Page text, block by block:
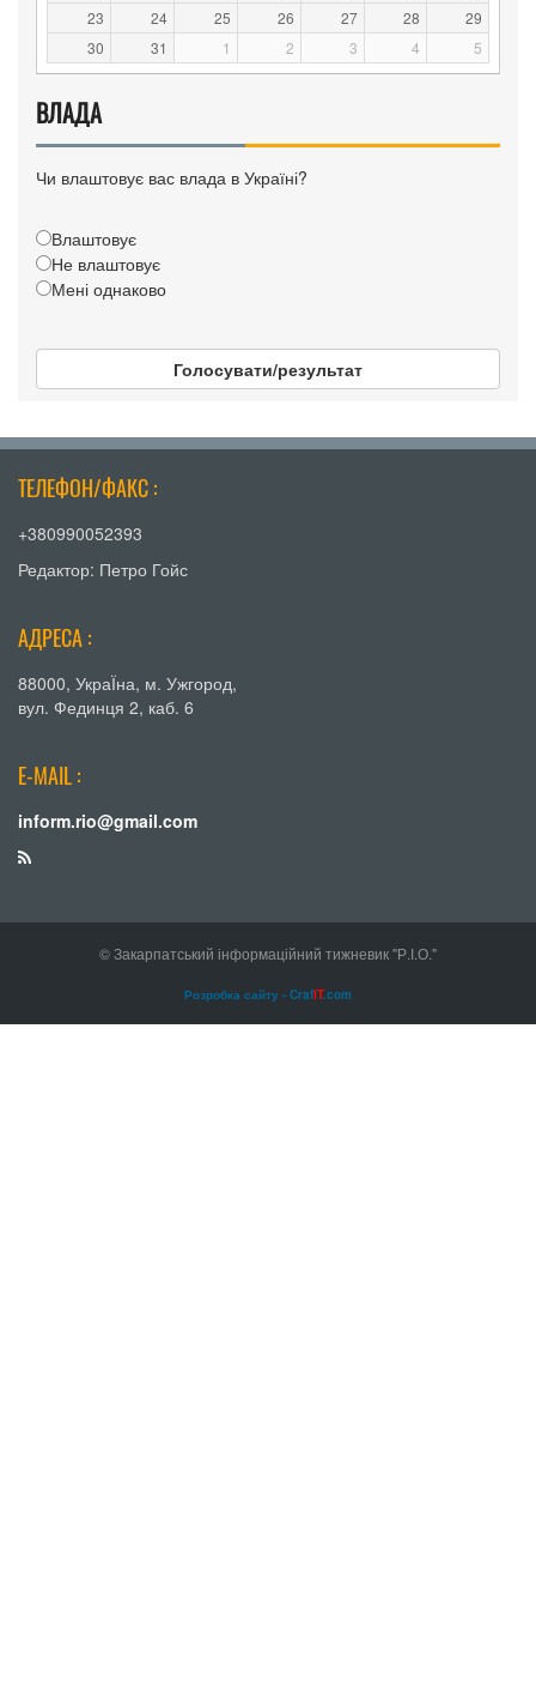
23
24 25 26 27 28
29
30
31 1 2 3 4 5
ВЛАДА
Чи влаштовує вас влада в Україні?
Влаштовує
Не влаштовує
Мені однаково
Голосувати/результат
ТЕЛЕФОН/ФАКС :
+380990052393
Редактор: Петро Гойс
АДРЕСА :
88000, УкраЇна, м. Ужгород,
вул. Фединця 2, каб. 6
E-MAIL :
inform.rio@gmail.com
© Закарпатський інформаційний тижневик "Р.І.О."
Розробка сайту - CrafIT.com